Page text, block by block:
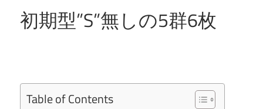
初期型”S”無しの5群6枚
Table of Contents